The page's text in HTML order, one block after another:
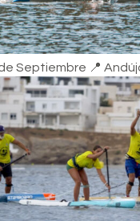
Septiembre ​📍​